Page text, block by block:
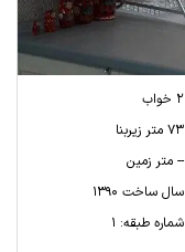
2 خواب
73 متر زیربنا
-- متر زمین
سال ساخت 1390
شماره طبقه: 1